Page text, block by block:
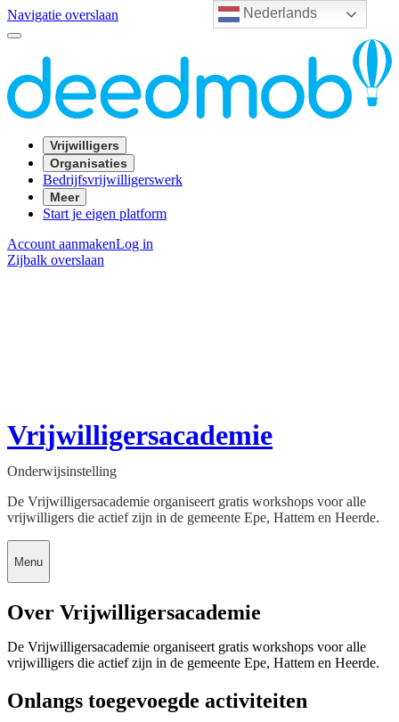
Nederlands
Navigatie overslaan
Vrijwilligers
Organisaties
Bedrijfsvrijwilligerswerk
Meer
Start je eigen platform
Account aanmakenLog in
Zijbalk overslaan
Vrijwilligersacademie
Onderwijsinstelling
De Vrijwilligersacademie organiseert gratis workshops voor alle
vrijwilligers die actief zijn in de gemeente Epe, Hattem en Heerde.
Menu
Over Vrijwilligersacademie
De Vrijwilligersacademie organiseert gratis workshops voor alle
vrijwilligers die actief zijn in de gemeente Epe, Hattem en Heerde.
Onlangs toegevoegde activiteiten